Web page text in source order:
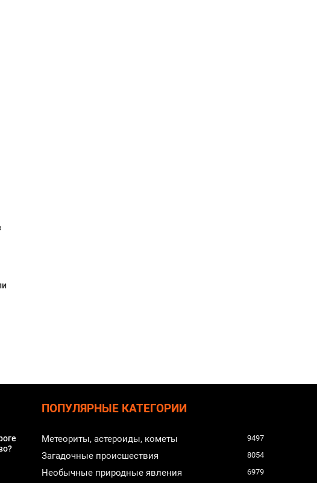
ПОПУЛЯРНЫЕ КАТЕГОРИИ
Метеориты, астероиды, кометы 9497
Загадочные происшествия 8054
Необычные природные явления 6979